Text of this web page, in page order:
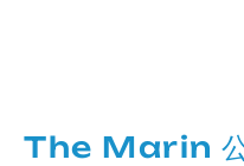
The Marin